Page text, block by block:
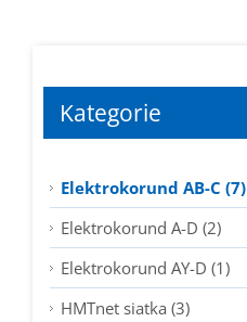
Kategorie
Elektrokorund AB-C (7)
Elektrokorund A-D (2)
Elektrokorund AY-D (1)
HMTnet siatka (3)